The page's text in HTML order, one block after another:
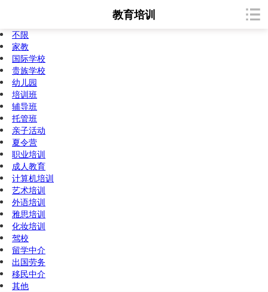
教育培训
不限
家教
国际学校
贵族学校
幼儿园
培训班
辅导班
托管班
亲子活动
夏令营
职业培训
成人教育
计算机培训
艺术培训
外语培训
雅思培训
化妆培训
驾校
留学中介
出国劳务
移民中介
其他